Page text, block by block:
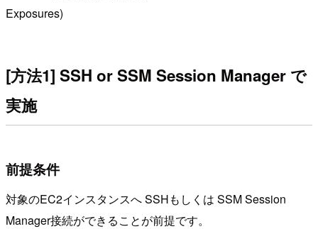
Exposures)
[方法1] SSH or SSM Session Manager で
実施
前提条件
対象のEC2インスタンスへ SSHもしくは SSM Session
Manager接続ができることが前提です。